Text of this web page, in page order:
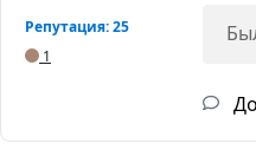
Репутация: 25
1